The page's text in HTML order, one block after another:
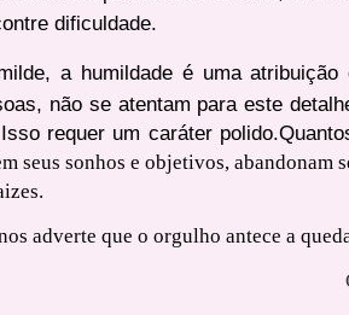
dificuldade.
a humildade é uma
não se atentam para este
requer um caráter
seus sonhos e objetivos, abandonam
adverte que o orgulho antece a